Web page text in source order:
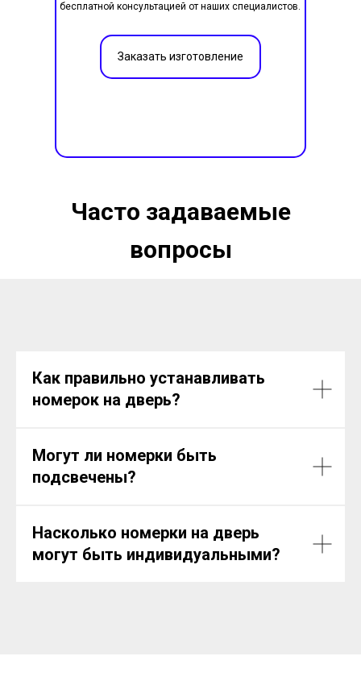
бесплатной консультацией от наших специалистов.
Заказать изготовление
Часто задаваемые
вопросы
Как правильно устанавливать
номерок на дверь?
Могут ли номерки быть
подсвечены?
Насколько номерки на дверь
могут быть индивидуальными?